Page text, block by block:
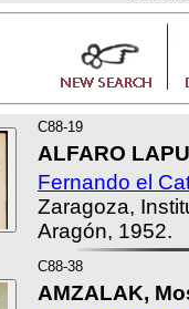
C88-19
ALFARO
Fernando el
Zaragoza,
Aragón, 1952.
C88-38
AMZALAK,